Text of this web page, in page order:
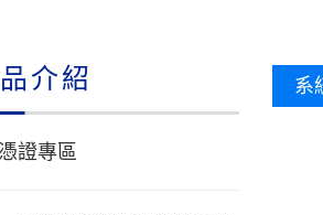
介紹
證專區
系